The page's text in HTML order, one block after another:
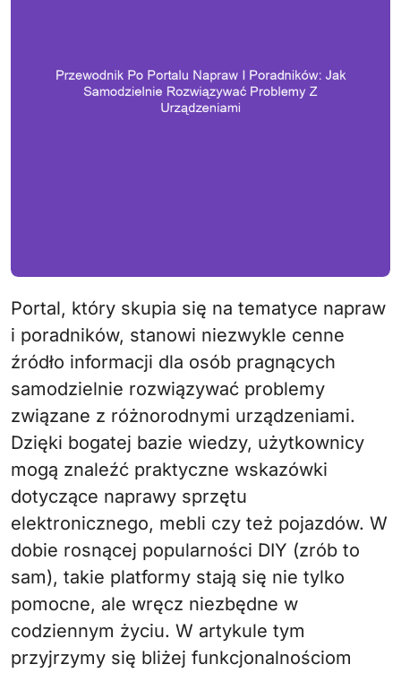
Portal, który skupia się na tematyce napraw
i poradników, stanowi niezwykle cenne
źródło informacji dla osób pragnących
samodzielnie rozwiązywać problemy
związane z różnorodnymi urządzeniami.
Dzięki bogatej bazie wiedzy, użytkownicy
mogą znaleźć praktyczne wskazówki
dotyczące naprawy sprzętu
elektronicznego, mebli czy też pojazdów. W
dobie rosnącej popularności DIY (zrób to
sam), takie platformy stają się nie tylko
pomocne, ale wręcz niezbędne w
codziennym życiu. W artykule tym
przyjrzymy się bliżej funkcjonalnościom